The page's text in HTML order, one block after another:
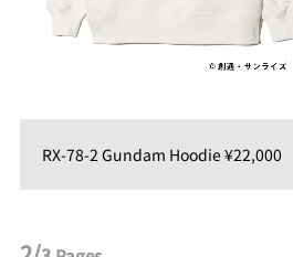
RX-78-2 Gundam Hoodie ¥22,000